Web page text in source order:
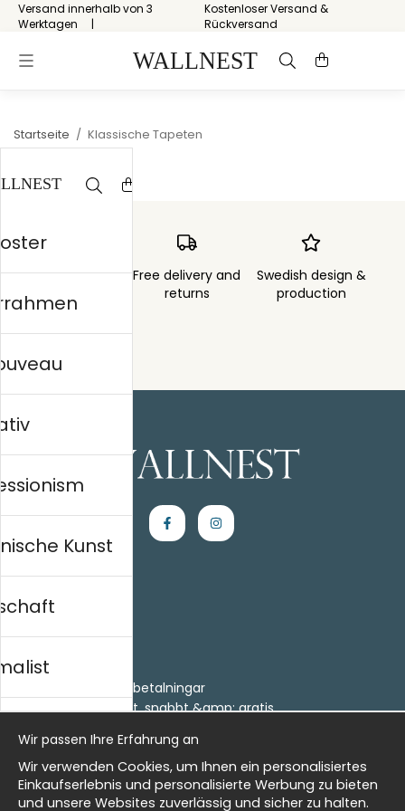
Versand innerhalb von 3
Werktagen
Kostenloser Versand &
Rückversand
Startseite / Klassische Tapeten
Order sent within Free delivery and
returns
Swedish design &
production
Einkaufen
Villkor
- Returer och återbetalningar
- Leverans - enkelt, snabbt &amp; gratis
Meine Favoriten
Information
Kunst
history
Wir passen Ihre Erfahrung an
Wir verwenden Cookies, um Ihnen ein personalisiertes
Einkaufserlebnis und personalisierte Werbung zu bieten
und unsere Websites zuverlässig und sicher zu halten.